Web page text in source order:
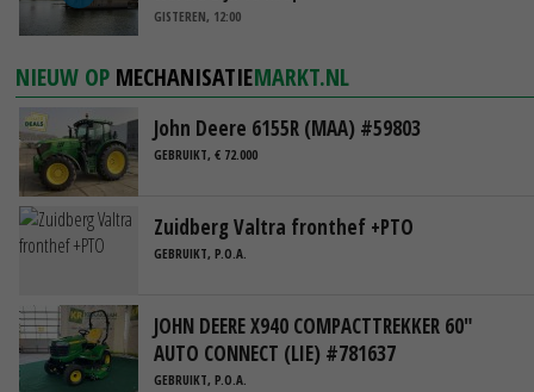
GISTEREN, 12:00
NIEUW OP MECHANISATIEMARKT.NL
John Deere 6155R (MAA) #59803
GEBRUIKT, € 72.000
Zuidberg Valtra fronthef +PTO
GEBRUIKT, P.O.A.
JOHN DEERE X940 COMPACTTREKKER 60"
AUTO CONNECT (LIE) #781637
GEBRUIKT, P.O.A.